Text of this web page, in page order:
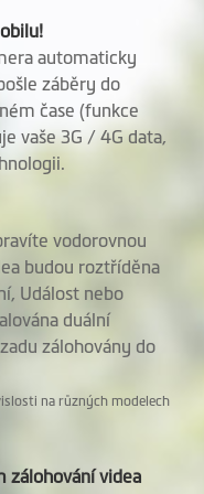
26.6
30.6
107.5
28.6
E40)
automaticky
záběry do
čase (funkce
vaše 3G / 4G data,
vodorovnou
budou roztříděna
Událost nebo
duální
zálohovány do
na různých modelech
zálohování videa